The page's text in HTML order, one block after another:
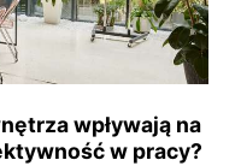
wpływają na
w pracy?